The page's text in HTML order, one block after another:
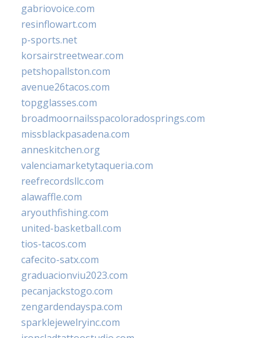
gabriovoice.com
resinflowart.com
p-sports.net
korsairstreetwear.com
petshopallston.com
avenue26tacos.com
topgglasses.com
broadmoornailsspacoloradosprings.com
missblackpasadena.com
anneskitchen.org
valenciamarketytaqueria.com
reefrecordsllc.com
alawaffle.com
aryouthfishing.com
united-basketball.com
tios-tacos.com
cafecito-satx.com
graduacionviu2023.com
pecanjackstogo.com
zengardendayspa.com
sparklejewelryinc.com